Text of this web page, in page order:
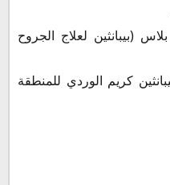
بلاس (بيبانثين لعلاج الجروح
كريم الوردي للمنطقة